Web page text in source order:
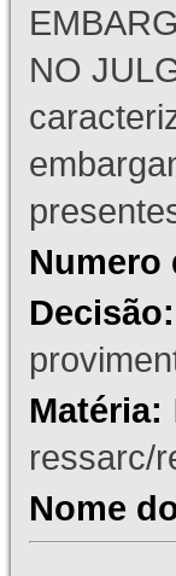
NO
Numero
Decisão:
Matéria:
ressarc/
Nome